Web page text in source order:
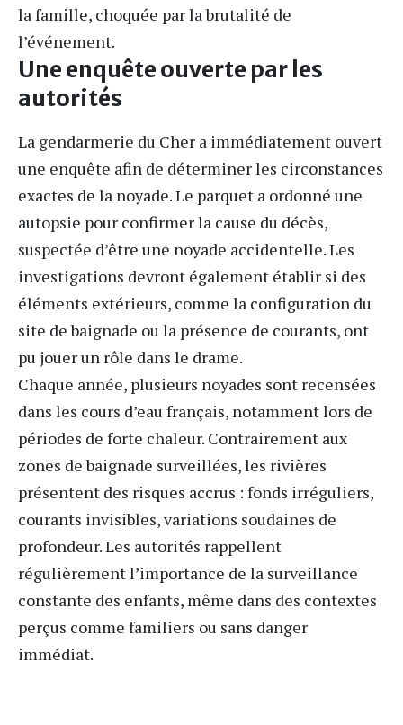
la famille, choquée par la brutalité de
l’événement.
Une enquête ouverte par les
autorités
La gendarmerie du Cher a immédiatement ouvert
une enquête afin de déterminer les circonstances
exactes de la noyade. Le parquet a ordonné une
autopsie pour confirmer la cause du décès,
suspectée d’être une noyade accidentelle. Les
investigations devront également établir si des
éléments extérieurs, comme la configuration du
site de baignade ou la présence de courants, ont
pu jouer un rôle dans le drame.
Chaque année, plusieurs noyades sont recensées
dans les cours d’eau français, notamment lors de
périodes de forte chaleur. Contrairement aux
zones de baignade surveillées, les rivières
présentent des risques accrus : fonds irréguliers,
courants invisibles, variations soudaines de
profondeur. Les autorités rappellent
régulièrement l’importance de la surveillance
constante des enfants, même dans des contextes
perçus comme familiers ou sans danger
immédiat.